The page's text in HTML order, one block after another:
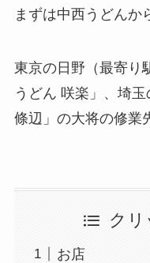
まずは中西うどんか
東京の日野（最寄り
うどん 咲楽」、埼
條辺」の大将の修業
クリ
お店